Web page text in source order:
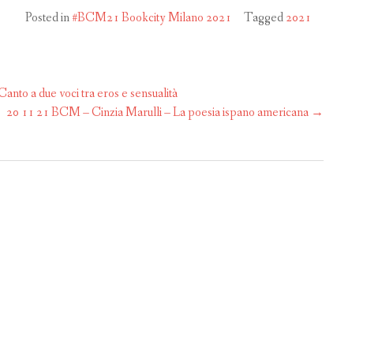
Posted in#BCM21 Bookcity Milano 2021 Tagged2021
a due voci tra eros e sensualità
20 11 21 BCM – Cinzia Marulli – La poesia ispano americana →